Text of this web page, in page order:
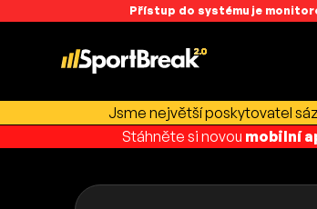
Přístup do systému je
Jsme největší poskytovatel
Stáhněte si novou mobilní